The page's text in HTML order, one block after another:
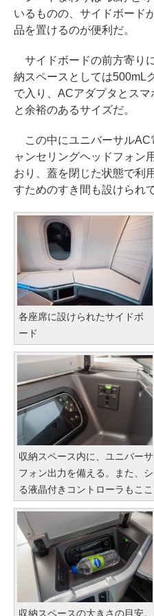
いるものの、サイドボード
品を置けるのが便利だ。
サイドボードの前方寄り
納スペースとしては500mL
で入り、ACアダプタとス
と余裕のあるサイズだ。
この中にユニバーサルAC
ャンセリングヘッドフォン
おり、蓋を閉じた状態で利
すためのすき間も設けられ
各座席に設けられたサイドボ
ード
収納スペース内に、ユニバー
フォン出力を備える。また、
る液晶付きコントローラもこ
収納スペースの大きさの目安